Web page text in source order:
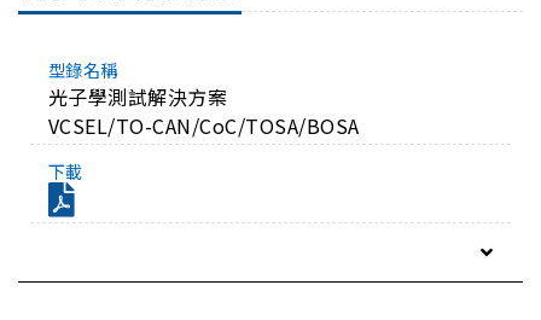
光子學測試解決方案
VCSEL/TO-CAN/CoC/TOSA/BOSA